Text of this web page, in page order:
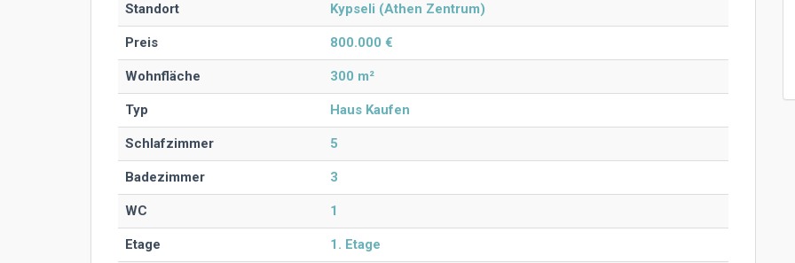
Standort Kypseli (Athen Zentrum)
Preis 800.000 €
Wohnfläche 300 m²
Typ Haus Kaufen
Schlafzimmer 5
Badezimmer 3
WC 1
Etage 1. Etage